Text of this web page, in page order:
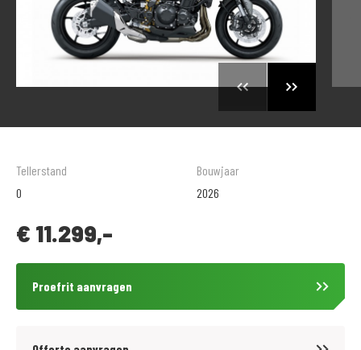
Tellerstand
0
Bouwjaar
2026
€ 11.299,-
Proefrit aanvragen